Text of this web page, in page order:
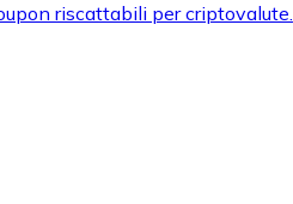
riscattabili per criptovalute.